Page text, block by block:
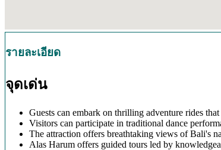
รายละเอียด
จุดเด่น
Guests can embark on thrilling adventure rides
Visitors can participate in traditional dance
The attraction offers breathtaking views of Bali's
Alas Harum offers guided tours led by